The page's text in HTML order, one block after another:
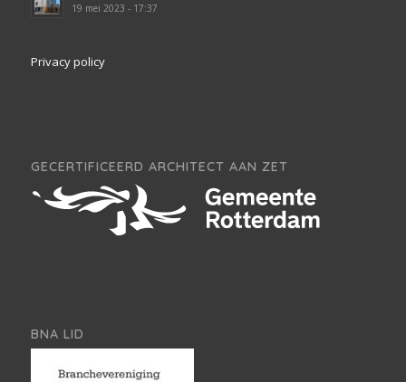
19 mei 2023 - 17:37
Privacy policy
GECERTIFICEERD ARCHITECT AAN ZET
BNA LID